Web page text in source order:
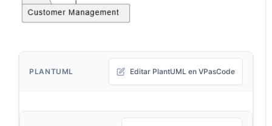
PLANTUML Editar PlantUML en VPasCode